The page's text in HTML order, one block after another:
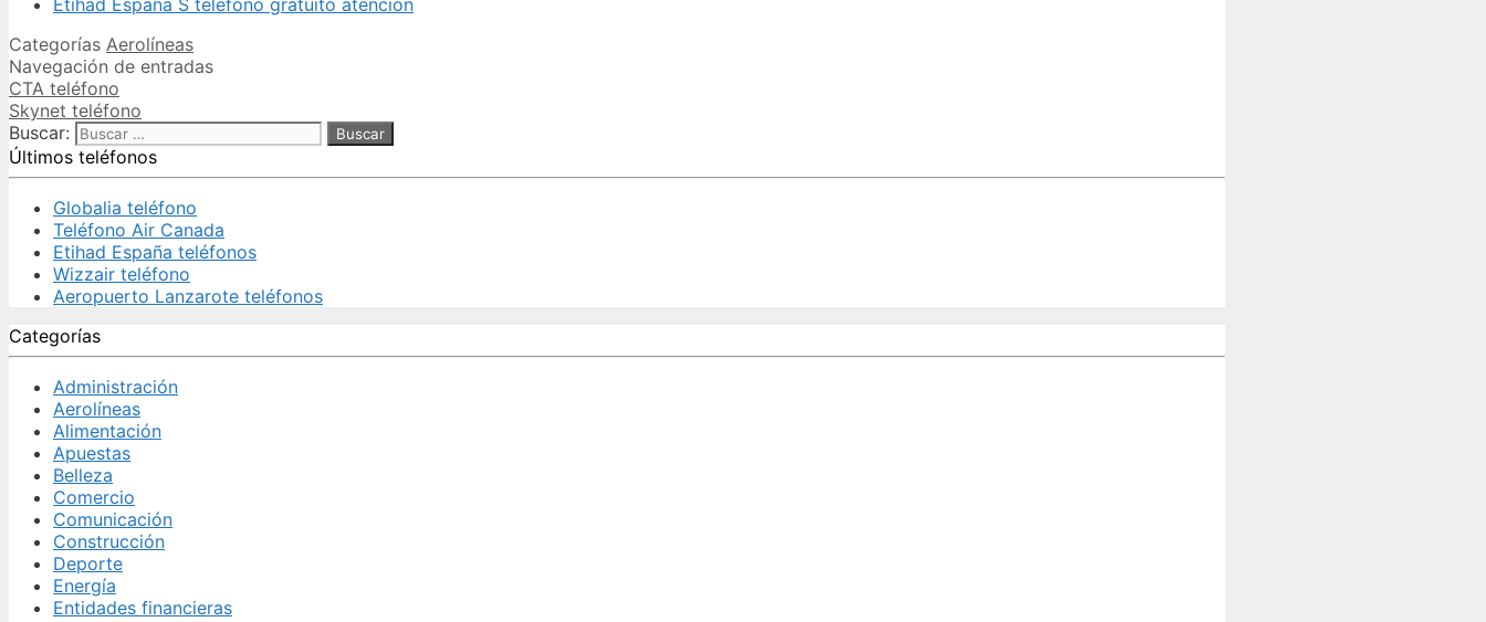
Etihad España S teléfono gratuito atención
Categorías Aerolíneas
Navegación de entradas
CTA teléfono
Skynet teléfono
Buscar:
Últimos teléfonos
Globalia teléfono
Teléfono Air Canada
Etihad España teléfonos
Wizzair teléfono
Aeropuerto Lanzarote teléfonos
Categorías
Administración
Aerolíneas
Alimentación
Apuestas
Belleza
Comercio
Comunicación
Construcción
Deporte
Energía
Entidades financieras